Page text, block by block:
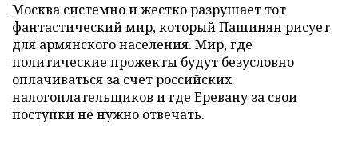
Москва системно и жестко разрушает тот
фантастический мир, который Пашинян рисует
для армянского населения. Мир, где
политические прожекты будут безусловно
оплачиваться за счет российских
налогоплательщиков и где Еревану за свои
поступки не нужно отвечать.